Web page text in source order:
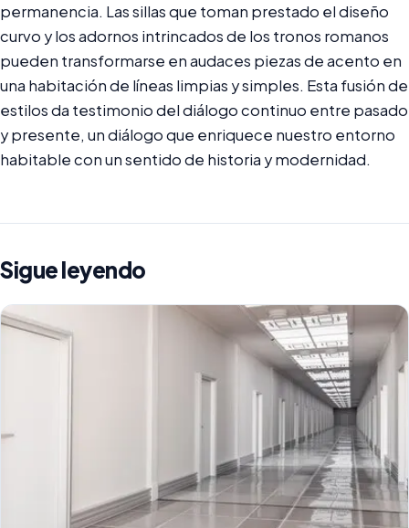
permanencia. Las sillas que toman prestado el diseño
curvo y los adornos intrincados de los tronos romanos
pueden transformarse en audaces piezas de acento en
una habitación de líneas limpias y simples. Esta fusión de
estilos da testimonio del diálogo continuo entre pasado
y presente, un diálogo que enriquece nuestro entorno
habitable con un sentido de historia y modernidad.
Sigue leyendo